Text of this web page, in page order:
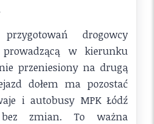
drogowcy
prowadzącą w kierunku
przeniesiony na drugą
dołem ma pozostać
i autobusy MPK Łódź
zmian. To ważna